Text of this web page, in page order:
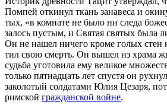
Пом­пей отки­нул ткань зана­ве­са и
тых, «в ком­на­те не было ни сле­да
за­лось пустым, и Свя­тая свя­тых была
Он не нашел ниче­го кро­ме голых
тил свою смерть. Он вышел из хра­ма
судь­ба уго­то­ви­ла ему вели­кое
толь­ко пят­на­дцать лет спу­стя он
зако­ло­тый сол­да­та­ми Юлия Цеза­ря,
рим­ской граж­дан­ской войне.